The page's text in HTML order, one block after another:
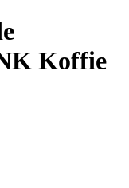
Koffie